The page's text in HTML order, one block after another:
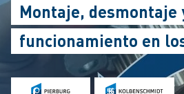
Montaje, desmontaje
funcionamiento en